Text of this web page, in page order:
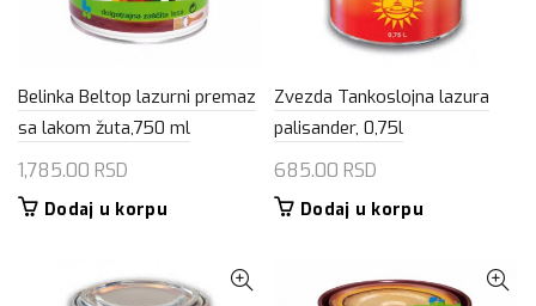
Belinka Beltop lazurni premaz
sa lakom žuta,750 ml
1,785.00 RSD
Dodaj u korpu
Zvezda Tankoslojna lazura
palisander, 0,75l
685.00 RSD
Dodaj u korpu